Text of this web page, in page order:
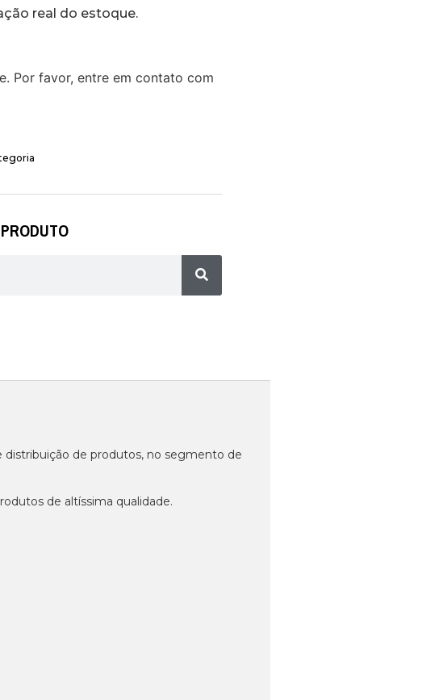
real do estoque.
Por favor, entre em contato com
distribuição de produtos, no segmento de
de altíssima qualidade.